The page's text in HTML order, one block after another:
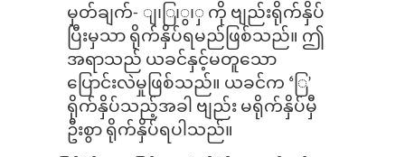
မှတ်ချက်- ျ၊ြ၊ွ၊ှ ကို ဗျည်းရိုက်နှိပ်
ပြီးမှသာ ရိုက်နှိပ်ရမည်ဖြစ်သည်။ ဤ
အရာသည် ယခင်နှင့်မတူသော
ပြောင်းလဲမှုဖြစ်သည်။ ယခင်က ‘ြ’
ရိုက်နှိပ်သည့်အခါ ဗျည်း မရိုက်နှိပ်မှီ
ဦးစွာ ရိုက်နှိပ်ရပါသည်။